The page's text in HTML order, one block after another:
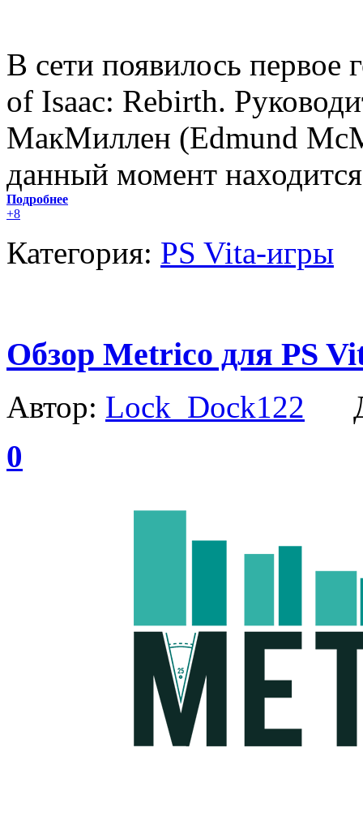
В сети появилось первое
of Isaac: Rebirth.
МакМиллен (Edmund
данный момент
Подробнее
+8
Категория: PS Vita-игры
Обзор Metrico для PS
Автор: Lock_Dock122
0